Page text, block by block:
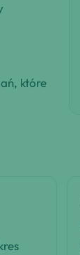
które